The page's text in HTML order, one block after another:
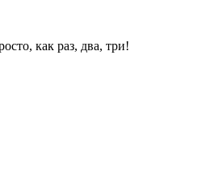
как раз, два, три!